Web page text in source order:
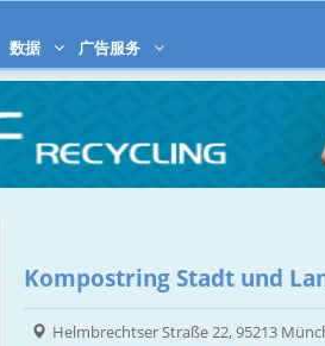
数据 广告服务
Kompostring Stadt und
Helmbrechtser Straße 22, 95213